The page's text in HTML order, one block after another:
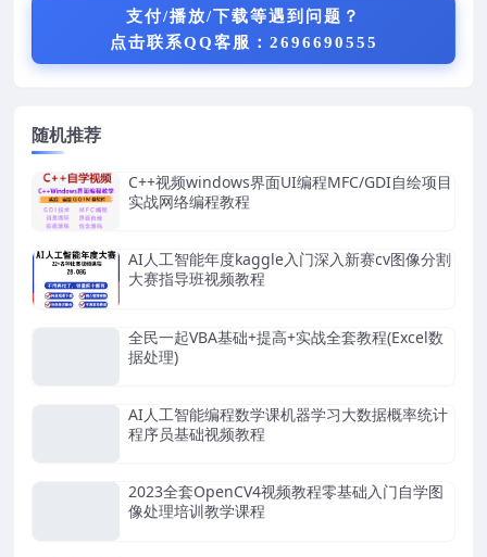
支付/播放/下载等遇到问题？
点击联系QQ客服：2696690555
随机推荐
C++视频windows界面UI编程MFC/GDI自绘项目
实战网络编程教程
AI人工智能年度kaggle入门深入新赛cv图像分割
大赛指导班视频教程
全民一起VBA基础+提高+实战全套教程(Excel数
据处理)
AI人工智能编程数学课机器学习大数据概率统计
程序员基础视频教程
2023全套OpenCV4视频教程零基础入门自学图
像处理培训教学课程